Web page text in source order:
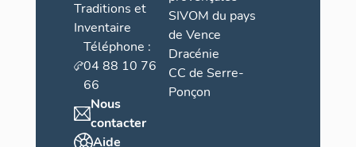
Traditions et
Inventaire
Téléphone :
04 88 10 76
66
Nous
contacter
Aide
SIVOM du pays
de Vence
Dracénie
CC de Serre-
Ponçon